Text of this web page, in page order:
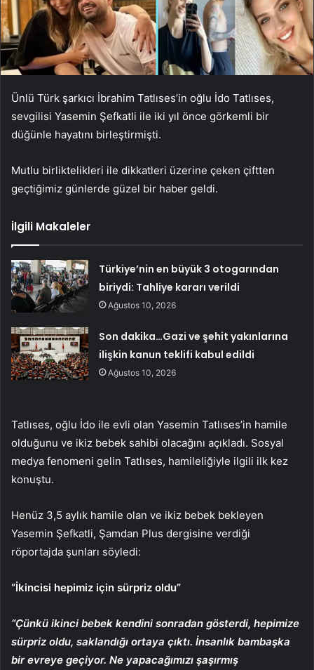
Ünlü Türk şarkıcı İbrahim Tatlıses’in oğlu İdo Tatlıses,
sevgilisi Yasemin Şefkatli ile iki yıl önce görkemli bir
düğünle hayatını birleştirmişti.
Mutlu birliktelikleri ile dikkatleri üzerine çeken çiftten
geçtiğimiz günlerde güzel bir haber geldi.
İlgili Makaleler
Türkiye’nin en büyük 3 otogarından
biriydi: Tahliye kararı verildi
Ağustos 10, 2026
Son dakika…Gazi ve şehit yakınlarına
ilişkin kanun teklifi kabul edildi
Ağustos 10, 2026
Tatlıses, oğlu İdo ile evli olan Yasemin Tatlıses’in hamile
olduğunu ve ikiz bebek sahibi olacağını açıkladı. Sosyal
medya fenomeni gelin Tatlıses, hamileliğiyle ilgili ilk kez
konuştu.
Henüz 3,5 aylık hamile olan ve ikiz bebek bekleyen
Yasemin Şefkatli, Şamdan Plus dergisine verdiği
röportajda şunları söyledi:
“İkincisi hepimiz için sürpriz oldu”
“Çünkü ikinci bebek kendini sonradan gösterdi, hepimize
sürpriz oldu, saklandığı ortaya çıktı. İnsanlık bambaşka
bir evreye geçiyor. Ne yapacağımızı şaşırmış